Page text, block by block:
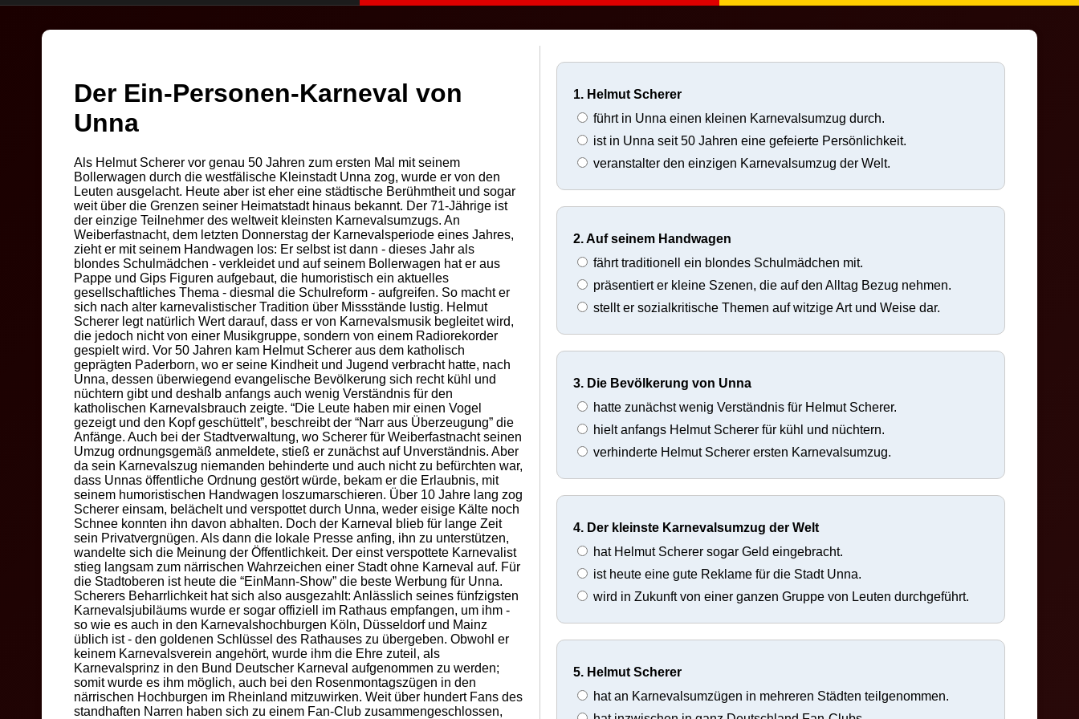
Der Ein-Personen-Karneval von
Unna
Als Helmut Scherer vor genau 50 Jahren zum ersten Mal mit seinem
Bollerwagen durch die westfälische Kleinstadt Unna zog, wurde er von den
Leuten ausgelacht. Heute aber ist eher eine städtische Berühmtheit und sogar
weit über die Grenzen seiner Heimatstadt hinaus bekannt. Der 71-Jährige ist
der einzige Teilnehmer des weltweit kleinsten Karnevalsumzugs. An
Weiberfastnacht, dem letzten Donnerstag der Karnevalsperiode eines Jahres,
zieht er mit seinem Handwagen los: Er selbst ist dann - dieses Jahr als
blondes Schulmädchen - verkleidet und auf seinem Bollerwagen hat er aus
Pappe und Gips Figuren aufgebaut, die humoristisch ein aktuelles
gesellschaftliches Thema - diesmal die Schulreform - aufgreifen. So macht er
sich nach alter karnevalistischer Tradition über Missstände lustig. Helmut
Scherer legt natürlich Wert darauf, dass er von Karnevalsmusik begleitet wird,
die jedoch nicht von einer Musikgruppe, sondern von einem Radiorekorder
gespielt wird. Vor 50 Jahren kam Helmut Scherer aus dem katholisch
geprägten Paderborn, wo er seine Kindheit und Jugend verbracht hatte, nach
Unna, dessen überwiegend evangelische Bevölkerung sich recht kühl und
nüchtern gibt und deshalb anfangs auch wenig Verständnis für den
katholischen Karnevalsbrauch zeigte. “Die Leute haben mir einen Vogel
gezeigt und den Kopf geschüttelt”, beschreibt der “Narr aus Überzeugung” die
Anfänge. Auch bei der Stadtverwaltung, wo Scherer für Weiberfastnacht seinen
Umzug ordnungsgemäß anmeldete, stieß er zunächst auf Unverständnis. Aber
da sein Karnevalszug niemanden behinderte und auch nicht zu befürchten war,
dass Unnas öffentliche Ordnung gestört würde, bekam er die Erlaubnis, mit
seinem humoristischen Handwagen loszumarschieren. Über 10 Jahre lang zog
Scherer einsam, belächelt und verspottet durch Unna, weder eisige Kälte noch
Schnee konnten ihn davon abhalten. Doch der Karneval blieb für lange Zeit
sein Privatvergnügen. Als dann die lokale Presse anfing, ihn zu unterstützen,
wandelte sich die Meinung der Öffentlichkeit. Der einst verspottete Karnevalist
stieg langsam zum närrischen Wahrzeichen einer Stadt ohne Karneval auf. Für
die Stadtoberen ist heute die “EinMann-Show” die beste Werbung für Unna.
Scherers Beharrlichkeit hat sich also ausgezahlt: Anlässlich seines fünfzigsten
Karnevalsjubiläums wurde er sogar offiziell im Rathaus empfangen, um ihm -
so wie es auch in den Karnevalshochburgen Köln, Düsseldorf und Mainz
üblich ist - den goldenen Schlüssel des Rathauses zu übergeben. Obwohl er
keinem Karnevalsverein angehört, wurde ihm die Ehre zuteil, als
Karnevalsprinz in den Bund Deutscher Karneval aufgenommen zu werden;
somit wurde es ihm möglich, auch bei den Rosenmontagszügen in den
närrischen Hochburgen im Rheinland mitzuwirken. Weit über hundert Fans des
standhaften Narren haben sich zu einem Fan-Club zusammengeschlossen,
1. Helmut Scherer
führt in Unna einen kleinen Karnevalsumzug durch.
ist in Unna seit 50 Jahren eine gefeierte Persönlichkeit.
veranstalter den einzigen Karnevalsumzug der Welt.
2. Auf seinem Handwagen
fährt traditionell ein blondes Schulmädchen mit.
präsentiert er kleine Szenen, die auf den Alltag Bezug nehmen.
stellt er sozialkritische Themen auf witzige Art und Weise dar.
3. Die Bevölkerung von Unna
hatte zunächst wenig Verständnis für Helmut Scherer.
hielt anfangs Helmut Scherer für kühl und nüchtern.
verhinderte Helmut Scherer ersten Karnevalsumzug.
4. Der kleinste Karnevalsumzug der Welt
hat Helmut Scherer sogar Geld eingebracht.
ist heute eine gute Reklame für die Stadt Unna.
wird in Zukunft von einer ganzen Gruppe von Leuten durchgeführt.
5. Helmut Scherer
hat an Karnevalsumzügen in mehreren Städten teilgenommen.